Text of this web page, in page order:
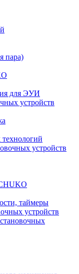
пара)
для ЭУИ
устройств
устройств
таймеры
устройств